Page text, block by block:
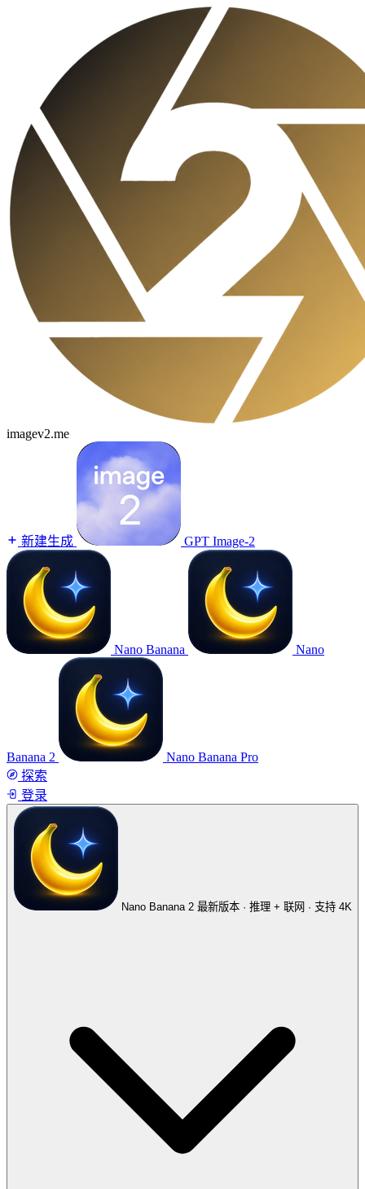
imagev2.me
新建生成 GPT Image-2
Nano Banana Nano
Banana 2
Nano Banana Pro
探索
登录
Nano Banana 2 最新版本 · 推理 + 联网 · 支持 4K